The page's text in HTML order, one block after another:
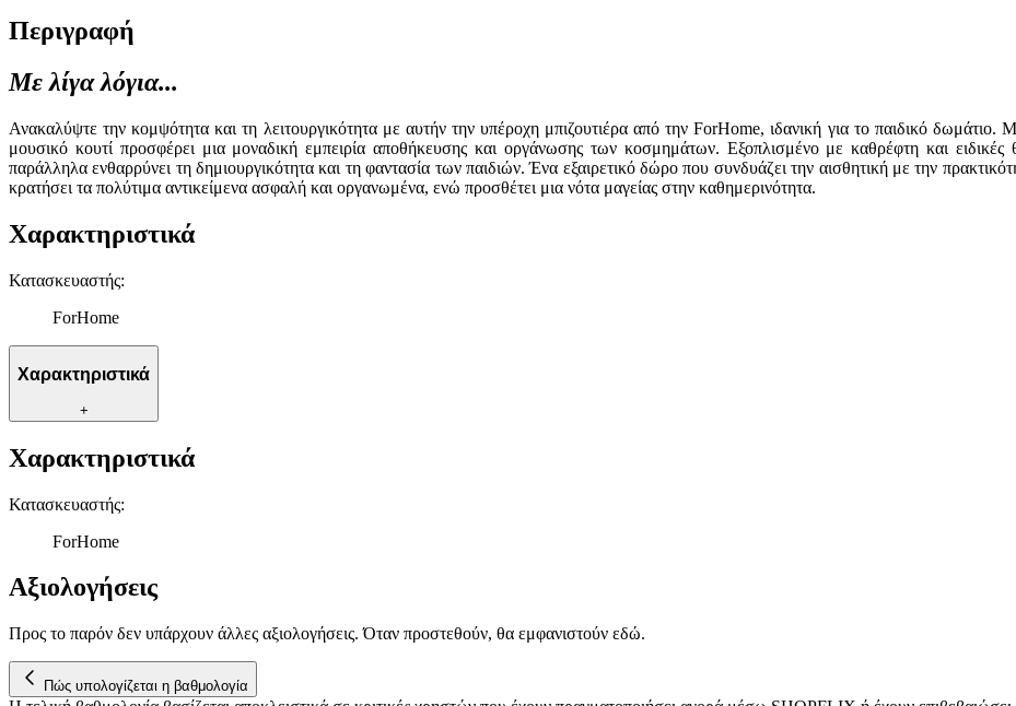
Περιγραφή
Με λίγα λόγια...
Ανακαλύψτε την κομψότητα και τη λειτουργικότητα με αυτήν την υπέροχη μπιζουτιέρα από την ForHome, ιδανική για το παιδικό
μουσικό κουτί προσφέρει μια μοναδική εμπειρία αποθήκευσης και οργάνωσης των κοσμημάτων. Εξοπλισμένο με καθρέφτη και ειδικές
παράλληλα ενθαρρύνει τη δημιουργικότητα και τη φαντασία των παιδιών. Ένα εξαιρετικό δώρο που συνδυάζει την αισθητική με την
κρατήσει τα πολύτιμα αντικείμενα ασφαλή και οργανωμένα, ενώ προσθέτει μια νότα μαγείας στην καθημερινότητα.
Χαρακτηριστικά
Κατασκευαστής:
ForHome
Χαρακτηριστικά
+
Χαρακτηριστικά
Κατασκευαστής:
ForHome
Αξιολογήσεις
Προς το παρόν δεν υπάρχουν άλλες αξιολογήσεις. Όταν προστεθούν, θα εμφανιστούν εδώ.
Πώς υπολογίζεται η βαθμολογία